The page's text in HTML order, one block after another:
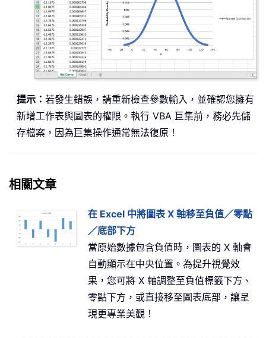
.Axes(xlValue .
End With
    ws
.
Activate
End Sub
提示： 若發生錯誤，請重新檢查參數輸入，並確認您擁有
新增工作表與圖表的權限。執行 VBA 巨集前，務必先儲
存檔案，因為巨集操作通常無法復原！
相關文章
在 Excel 中將圖表 X 軸移至負值／零點
／底部下方
當原始數據包含負值時，圖表的 X 軸會
自動顯示在中央位置。為提升視覺效
果，您可將 X 軸調整至負值標籤下方、
零點下方，或直接移至圖表底部，讓呈
現更專業美觀！